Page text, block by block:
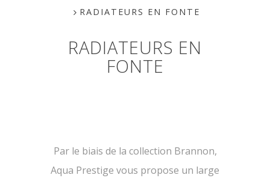
RADIATEURS EN FONTE
RADIATEURS EN
FONTE
Par le biais de la collection Brannon,
Aqua Prestige vous propose un large